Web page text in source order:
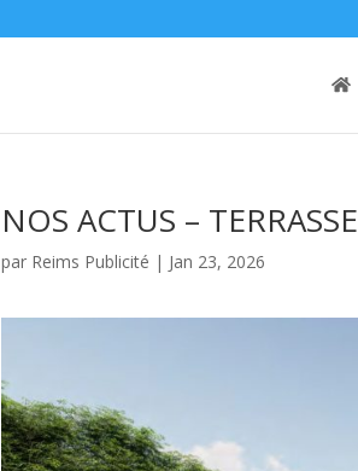
NOS ACTUS – TERRASSE
par Reims Publicité | Jan 23, 2026